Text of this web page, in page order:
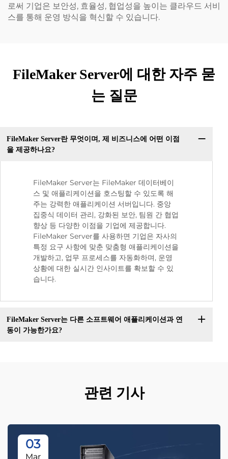
로써 기업은 보안성, 효율성, 협업성을 높이는 클라우드 서비
스를 통해 운영 방식을 혁신할 수 있습니다.
FileMaker Server에 대한 자주 묻
는 질문
FileMaker Server란 무엇이며, 제 비즈니스에 어떤 이점
을 제공하나요?
FileMaker Server는 FileMaker 데이터베이
스 및 애플리케이션을 호스팅할 수 있도록 해
주는 강력한 애플리케이션 서버입니다. 중앙
집중식 데이터 관리, 강화된 보안, 팀원 간 협업
향상 등 다양한 이점을 기업에 제공합니다.
FileMaker Server를 사용하면 기업은 자사의
특정 요구 사항에 맞춘 맞춤형 애플리케이션을
개발하고, 업무 프로세스를 자동화하며, 운영
상황에 대한 실시간 인사이트를 확보할 수 있
습니다.
FileMaker Server는 다른 소프트웨어 애플리케이션과 연
동이 가능한가요?
관련 기사
03
Mar